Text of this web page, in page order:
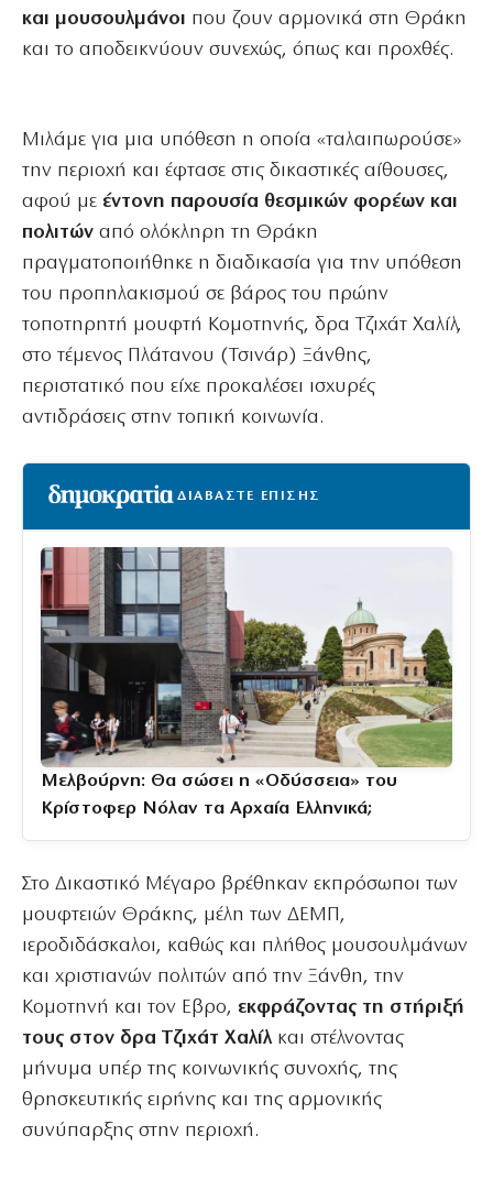
και μουσουλμάνοι που ζουν αρμονικά στη Θράκη
και το αποδεικνύουν συνεχώς, όπως και προχθές.
Μιλάμε για μια υπόθεση η οποία «ταλαιπωρούσε»
την περιοχή και έφτασε στις δικαστικές αίθουσες,
αφού με έντονη παρουσία θεσμικών φορέων και
πολιτών από ολόκληρη τη Θράκη
πραγματοποιήθηκε η διαδικασία για την υπόθεση
του προπηλακισμού σε βάρος του πρώην
τοποτηρητή μουφτή Κομοτηνής, δρα Τζιχάτ Χαλίλ,
στο τέμενος Πλάτανου (Τσινάρ) Ξάνθης,
περιστατικό που είχε προκαλέσει ισχυρές
αντιδράσεις στην τοπική κοινωνία.
ΔΙΑΒΑΣΤΕ ΕΠΙΣΗΣ
Μελβούρνη: Θα σώσει η «Οδύσσεια» του
Κρίστοφερ Νόλαν τα Αρχαία Ελληνικά;
Στο Δικαστικό Μέγαρο βρέθηκαν εκπρόσωποι των
μουφτειών Θράκης, μέλη των ΔΕΜΠ,
ιεροδιδάσκαλοι, καθώς και πλήθος μουσουλμάνων
και χριστιανών πολιτών από την Ξάνθη, την
Κομοτηνή και τον Εβρο, εκφράζοντας τη στήριξή
τους στον δρα Τζιχάτ Χαλίλ και στέλνοντας
μήνυμα υπέρ της κοινωνικής συνοχής, της
θρησκευτικής ειρήνης και της αρμονικής
συνύπαρξης στην περιοχή.